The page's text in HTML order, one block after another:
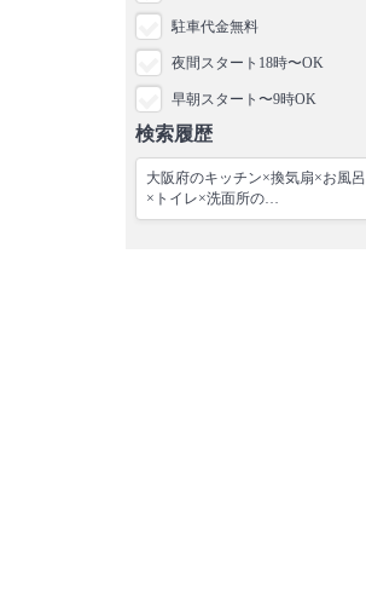
駐車代金無料
夜間スタート18時〜OK
早朝スタート〜9時OK
検索履歴
大阪府のキッチン×換気扇×お風呂
×トイレ×洗面所の…